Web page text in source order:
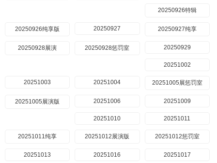
20250926特辑
20250926纯享版 20250927 20250927纯享
20250928展演 20250928惩罚室 20250929
20251002
20251003 20251004 20251005展惩罚室
20251005展演版 20251006 20251009
20251010 20251011
20251011纯享 20251012展演版 20251012惩罚室
20251013 20251016 20251017